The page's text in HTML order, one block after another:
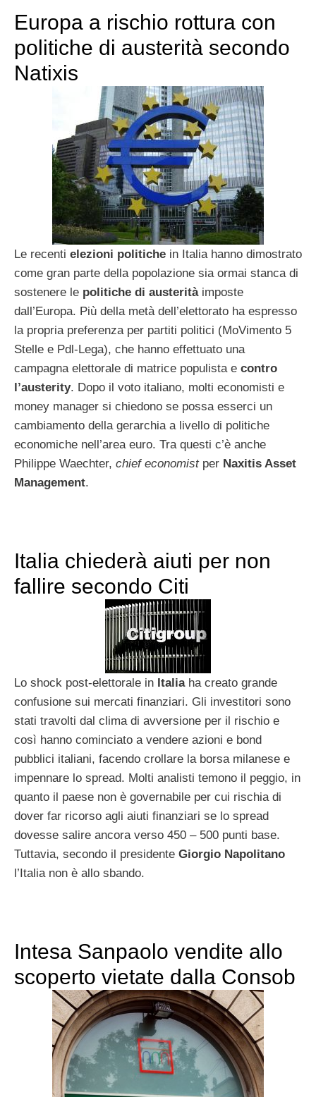
Europa a rischio rottura con
politiche di austerità secondo
Natixis
Le recenti elezioni politiche in Italia hanno dimostrato
come gran parte della popolazione sia ormai stanca di
sostenere le politiche di austeritàimposte
dall’Europa. Più della metà dell’elettorato ha espresso
la propria preferenza per partiti politici (MoVimento 5
Stelle e Pdl-Lega), che hanno effettuato una
campagna elettorale di matrice populista e contro
l’austerity. Dopo il voto italiano, molti economisti e
money manager si chiedono se possa esserci un
cambiamento della gerarchia a livello di politiche
economiche nell’area euro. Tra questi c’è anche
Philippe Waechter, chief economist per Naxitis Asset
Management.
Italia chiederà aiuti per non
fallire secondo Citi
Lo shock post-elettorale in Italiaha creato grande
confusione sui mercati finanziari. Gli investitori sono
stati travolti dal clima di avversione per il rischio e
così hanno cominciato a vendere azioni e bond
pubblici italiani, facendo crollare la borsa milanese e
impennare lo spread. Molti analisti temono il peggio, in
quanto il paese non è governabile per cui rischia di
dover far ricorso agli aiuti finanziari se lo spread
dovesse salire ancora verso 450 – 500 punti base.
Tuttavia, secondo il presidente Giorgio Napolitano
l’Italia non è allo sbando.
Intesa Sanpaolo vendite allo
scoperto vietate dalla Consob